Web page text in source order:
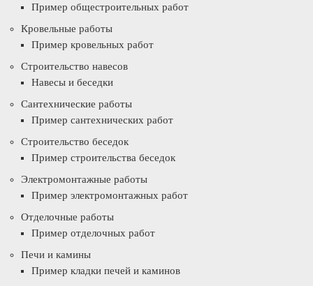
Пример общестроительных работ
Кровельные работы
Пример кровельных работ
Строительство навесов
Навесы и беседки
Сантехнические работы
Пример сантехнических работ
Строительство беседок
Пример строительства беседок
Электромонтажные работы
Пример электромонтажных работ
Отделочные работы
Пример отделочных работ
Печи и камины
Пример кладки печей и каминов